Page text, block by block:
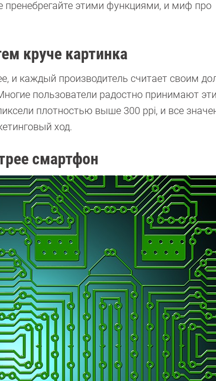
этими функциями, и миф про
круче картинка
и каждый производитель считает своим
пользователи радостно принимают эти
плотностью выше 300 ppi, и все
ход.
смартфон